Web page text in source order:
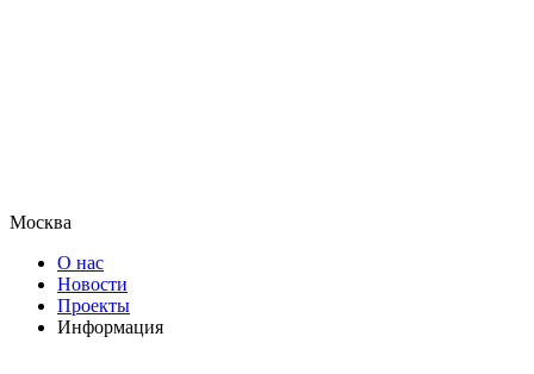
Москва
О нас
Новости
Проекты
Информация